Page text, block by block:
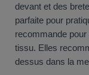
devant et des
parfaite pour
recommande
tissu. Elles
dessus dans la